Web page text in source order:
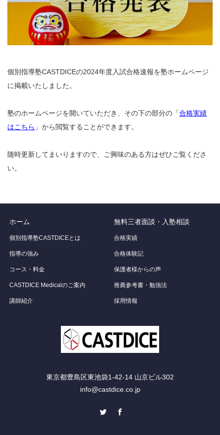
個別指導塾CASTDICEの2024年度入試合格速報を塾ホームページ
に掲載いたしました。
塾のホームページを開いていただき、その下の部分の「合格実績
はこちら 」から閲覧することができます。
随時更新してまいりますので、ご興味のある方はぜひご覧くださ
い。
ホーム
個別指導塾CASTDICEとは
指導の強み
コース・料金
CASTDICE Medicalのご案内
講師紹介
無料三者面談・入塾相談
合格実績
合格体験記
保護者様からの声
推薦参考書・勉強法
採用情報
東京都豊島区東池袋1-42-14 山京ビル302
info@castdice.co.jp